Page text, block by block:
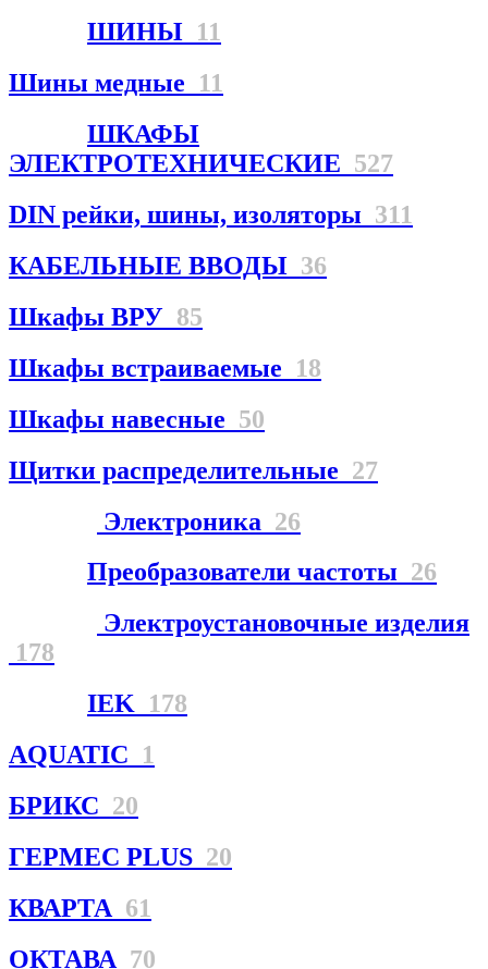
ШИНЫ 11
Шины медные 11
ШКАФЫ
ЭЛЕКТРОТЕХНИЧЕСКИЕ 527
DIN рейки, шины, изоляторы 311
КАБЕЛЬНЫЕ ВВОДЫ 36
Шкафы ВРУ 85
Шкафы встраиваемые 18
Шкафы навесные 50
Щитки распределительные 27
Электроника 26
Преобразователи частоты 26
Электроустановочные изделия
178
IEK 178
AQUATIC 1
БРИКС 20
ГЕРМЕС PLUS 20
КВАРТА 61
ОКТАВА 70